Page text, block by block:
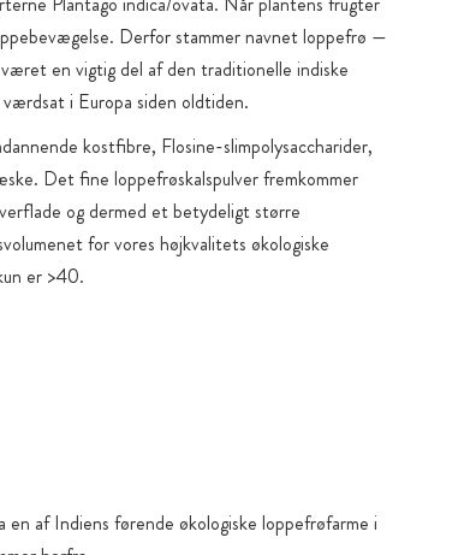
Derfor stammer navnet loppefrø —
en vigtig del af den traditionelle indiske
i Europa siden oldtiden.
kostfibre, Flosine-slimpolysaccharider,
Det fine loppefrøskalspulver fremkommer
og dermed et betydeligt større
for vores højkvalitets økologiske
er >40.
af Indiens førende økologiske loppefrøfarme i